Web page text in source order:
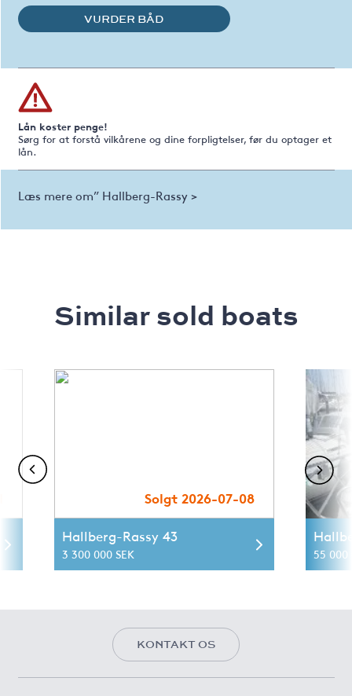
VURDER BÅD
Lån koster penge!
Sørg for at forstå vilkårene og dine forpligtelser, før du optager et
lån.
Læs mere om” Hallberg-Rassy >
Similar sold boats
Solgt 2026-07-08
Hallberg-Rassy 43
3 300 000 SEK 55 000
KONTAKT OS